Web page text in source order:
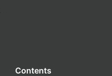
Contents